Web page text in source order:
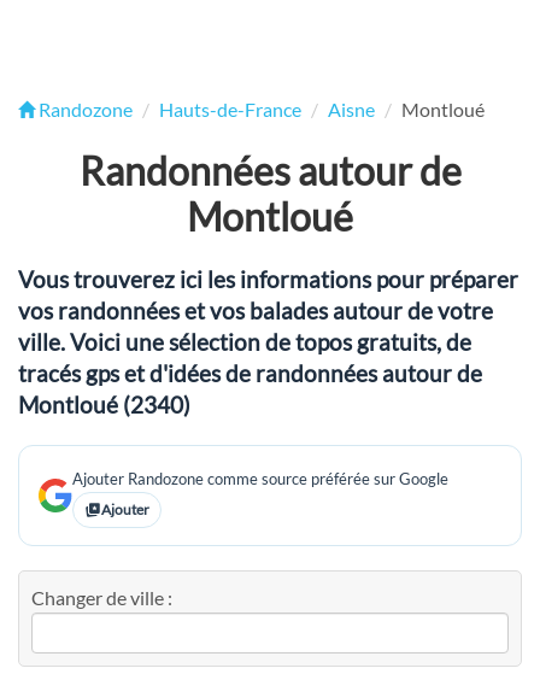
Randozone Hauts-de-France Aisne Montloué
Randonnées autour de
Montloué
Vous trouverez ici les informations pour préparer
vos randonnées et vos balades autour de votre
ville. Voici une sélection de topos gratuits, de
tracés gps et d'idées de randonnées autour de
Montloué (2340)
Ajouter Randozone comme source préférée sur Google
Ajouter
Changer de ville :